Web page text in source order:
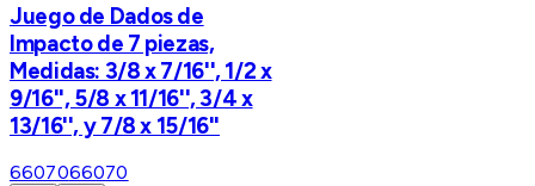
Juego de Dados de
Impacto de 7 piezas,
Medidas: 3/8 x 7/16'', 1/2 x
9/16'', 5/8 x 11/16'', 3/4 x
13/16'', y 7/8 x 15/16''
6607066070